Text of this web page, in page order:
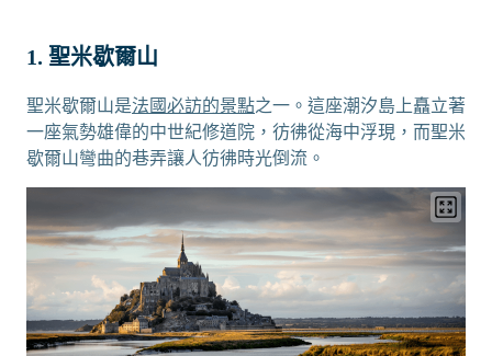
1. 聖米歇爾山
聖米歇爾山是法國必訪的景點之一。這座潮汐島上矗立著
一座氣勢雄偉的中世紀修道院，彷彿從海中浮現，而聖米
歇爾山彎曲的巷弄讓人彷彿時光倒流。